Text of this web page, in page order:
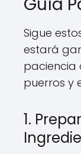
Guía
Sigue
estará
paciencia
puerros y
1.